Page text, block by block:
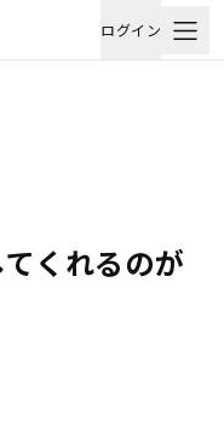
ログイン
くれるのが